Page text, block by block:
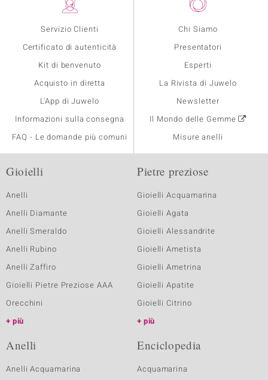
Servizio Clienti
Certificato di autenticità
Kit di benvenuto
Acquisto in diretta
L'App di Juwelo
Informazioni sulla consegna
FAQ - Le domande più comuni
Chi Siamo
Presentatori
Esperti
La Rivista di Juwelo
Newsletter
Il Mondo delle Gemme
Misure anelli
Gioielli
Anelli
Anelli Diamante
Anelli Smeraldo
Anelli Rubino
Anelli Zaffiro
Gioielli Pietre Preziose AAA
Orecchini
più
Pietre preziose
Gioielli Acquamarina
Gioielli Agata
Gioielli Alessandrite
Gioielli Ametista
Gioielli Ametrina
Gioielli Apatite
Gioielli Citrino
più
Anelli
Anelli Acquamarina
Enciclopedia
Acquamarina